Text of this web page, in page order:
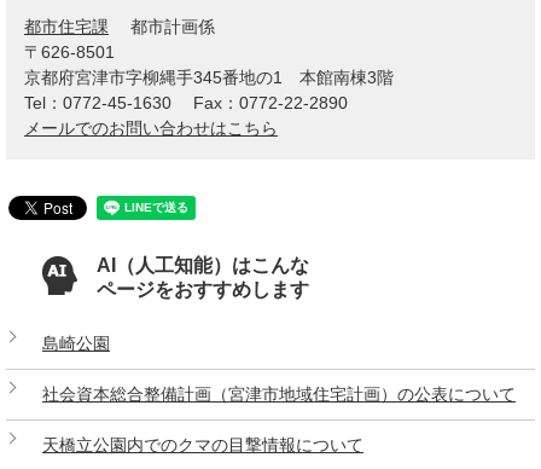
都市住宅課
都市計画係
〒626-8501
京都府宮津市字柳縄手345番地の1 本館南棟3階
Tel：0772-45-1630
Fax：0772-22-2890
メールでのお問い合わせはこちら
AI（人工知能）はこんな
ページをおすすめします
島崎公園
社会資本総合整備計画（宮津市地域住宅計画）の公表について
天橋立公園内でのクマの目撃情報について